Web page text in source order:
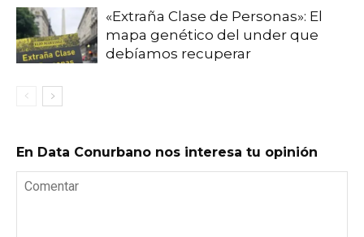
«Extraña Clase de Personas»: El
mapa genético del under que
debíamos recuperar
En Data Conurbano nos interesa tu opinión